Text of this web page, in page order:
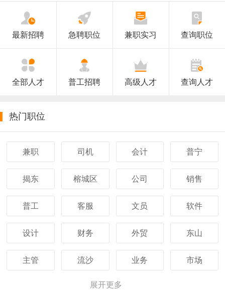
最新招聘 急聘职位 兼职实习 查询职位
全部人才 普工招聘 高级人才 查询人才
热门职位
兼职 司机 会计 普宁
揭东 榕城区 公司 销售
普工 客服 文员 软件
设计 财务 外贸 东山
主管 流沙 业务 市场
展开更多